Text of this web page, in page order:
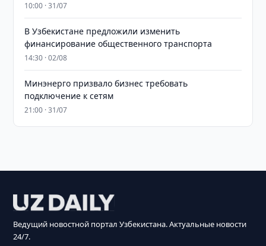
10:00 · 31/07
В Узбекистане предложили изменить
финансирование общественного транспорта
14:30 · 02/08
Минэнерго призвало бизнес требовать
подключение к сетям
21:00 · 31/07
Ведущий новостной портал Узбекистана. Актуальные новости
24/7.